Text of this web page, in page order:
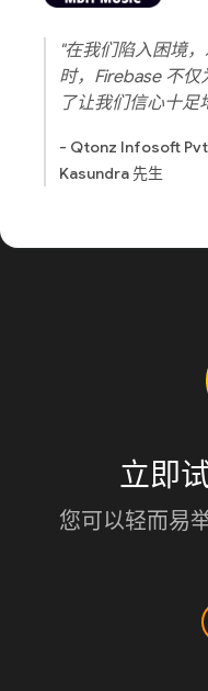
"在我们陷入困境
时，Firebase 不
了让我们信心十
- Qtonz Infosoft
Kasundra 先生
立即
您可以轻而易